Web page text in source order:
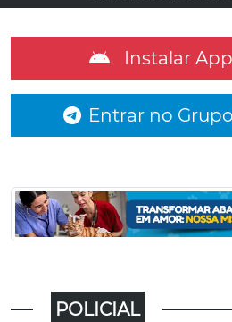
Instalar
Entrar no
POLICIAL